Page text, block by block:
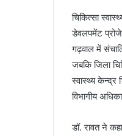
चिकित्सा
डेवलपमेंट
गढ़वाल में
जबकि जिला
स्वास्थ्य केन्द्र
विभागीय
डॉ. रावत ने